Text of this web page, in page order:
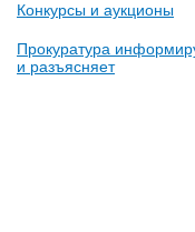
Конкурсы и аукционы
Прокуратура
и разъясняет